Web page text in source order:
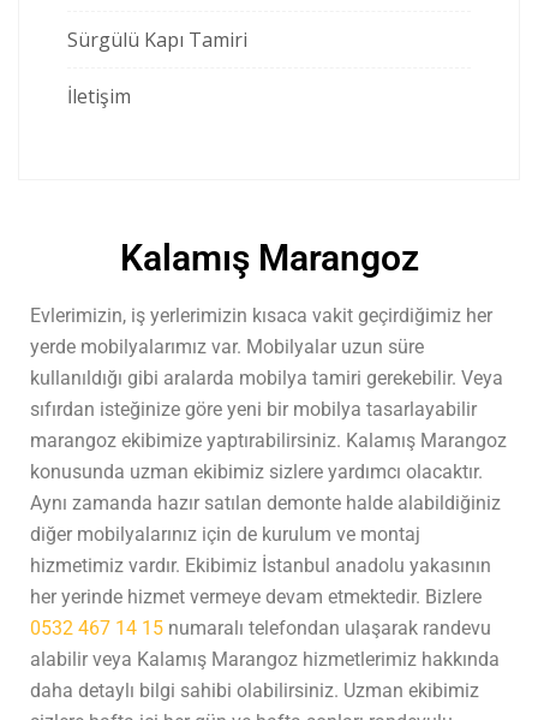
Sürgülü Kapı Tamiri
İletişim
Kalamış Marangoz
Evlerimizin, iş yerlerimizin kısaca vakit geçirdiğimiz her
yerde mobilyalarımız var. Mobilyalar uzun süre
kullanıldığı gibi aralarda mobilya tamiri gerekebilir. Veya
sıfırdan isteğinize göre yeni bir mobilya tasarlayabilir
marangoz ekibimize yaptırabilirsiniz. Kalamış Marangoz
konusunda uzman ekibimiz sizlere yardımcı olacaktır.
Aynı zamanda hazır satılan demonte halde alabildiğiniz
diğer mobilyalarınız için de kurulum ve montaj
hizmetimiz vardır. Ekibimiz İstanbul anadolu yakasının
her yerinde hizmet vermeye devam etmektedir. Bizlere
0532 467 14 15 numaralı telefondan ulaşarak randevu
alabilir veya Kalamış Marangoz hizmetlerimiz hakkında
daha detaylı bilgi sahibi olabilirsiniz. Uzman ekibimiz